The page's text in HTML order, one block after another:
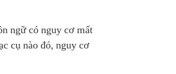
ngữ có nguy cơ mất
cụ nào đó, nguy cơ